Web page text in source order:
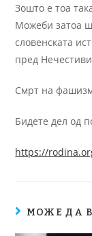
Зошто е тоа
Можеби затоа
словенската
пред
Смрт на
Бидете дел од
https://
МОЖЕ ДА